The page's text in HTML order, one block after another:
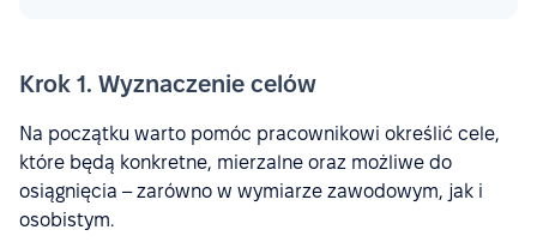
Krok 1. Wyznaczenie celów
Na początku warto pomóc pracownikowi określić cele,
które będą konkretne, mierzalne oraz możliwe do
osiągnięcia – zarówno w wymiarze zawodowym, jak i
osobistym.